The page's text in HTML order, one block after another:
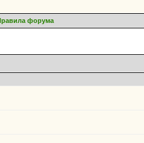
форума